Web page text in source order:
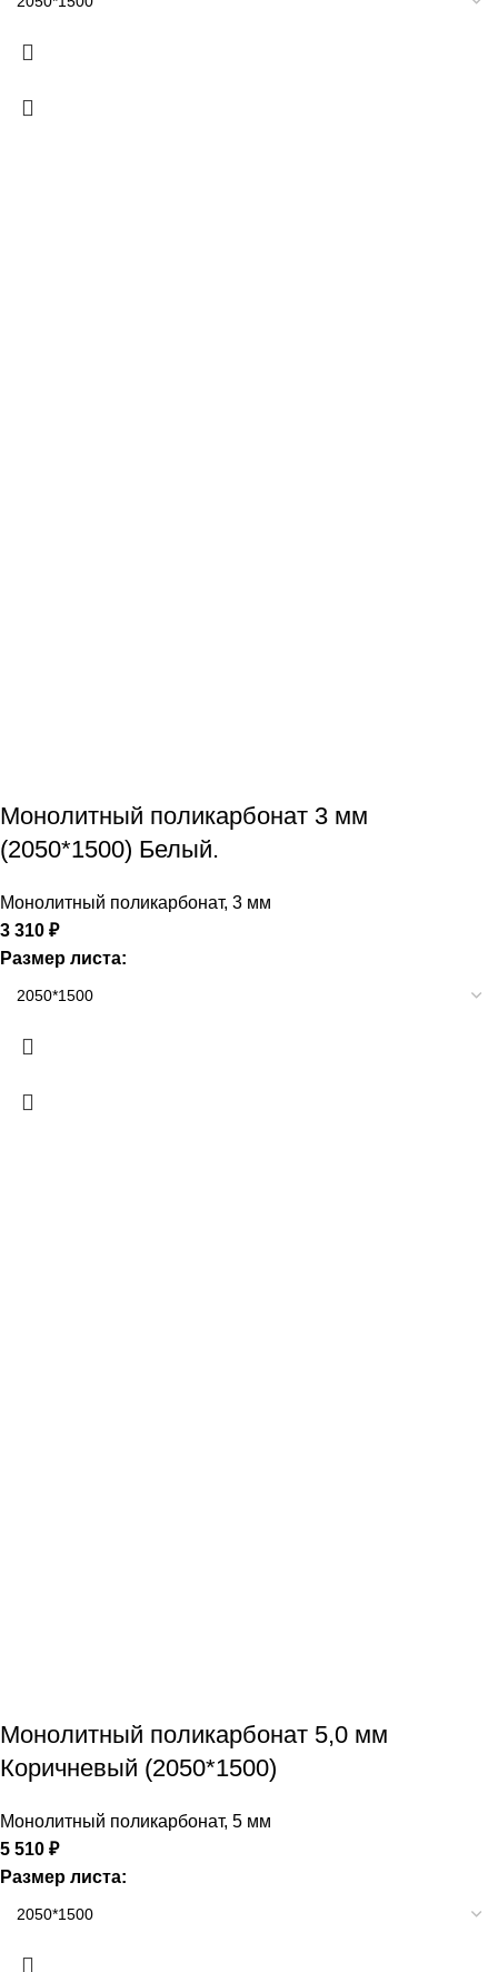
Монолитный поликарбонат 3 мм
(2050*1500) Белый.
Монолитный поликарбонат, 3 мм
3 310 ₽
Размер листа:
Монолитный поликарбонат 5,0 мм
Коричневый (2050*1500)
Монолитный поликарбонат, 5 мм
5 510 ₽
Размер листа: